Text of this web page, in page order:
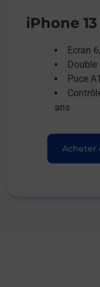
iPhone
Ecran
Puce
ans
Acheter